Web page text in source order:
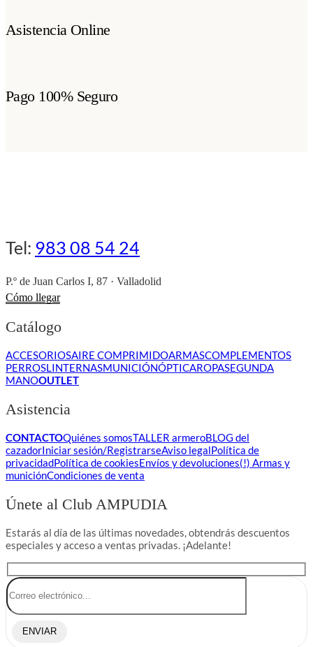
Asistencia Online
Pago 100% Seguro
Tel: 983 08 54 24
P.º de Juan Carlos I, 87 · Valladolid
Cómo llegar
Catálogo
ACCESORIOSAIRE COMPRIMIDOARMASCOMPLEMENTOS
PERROSLINTERNASMUNICIÓNÓPTICAROPASEGUNDA
MANOOUTLET
Asistencia
CONTACTOQuiénes somosTALLER armeroBLOG del
cazadorIniciar sesión/RegistrarseAviso legalPolítica de
privacidadPolítica de cookiesEnvíos y devoluciones(!) Armas y
municiónCondiciones de venta
Únete al Club AMPUDIA
Estarás al día de las últimas novedades, obtendrás descuentos
especiales y acceso a ventas privadas. ¡Adelante!
ENVIAR